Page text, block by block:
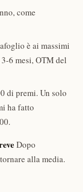
come
è ai massimi
6 mesi, OTM del
di premi. Un solo
ha fatto
Dopo
alla media.